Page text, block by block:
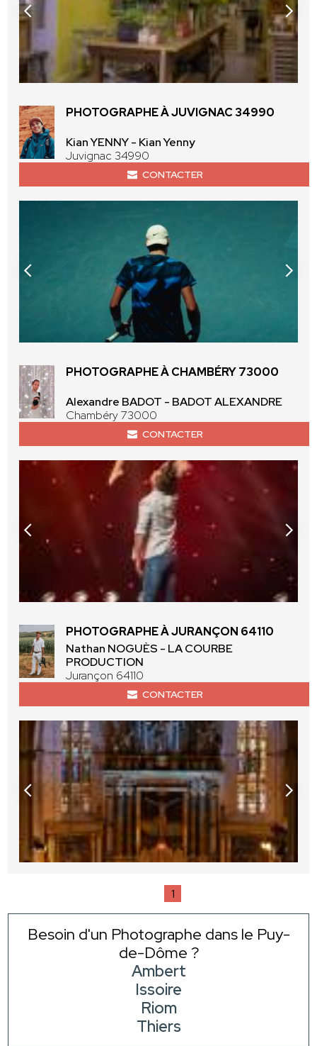
PHOTOGRAPHE À JUVIGNAC 34990
Kian YENNY - Kian Yenny
Juvignac 34990
CONTACTER
PHOTOGRAPHE À CHAMBÉRY 73000
Alexandre BADOT - BADOT ALEXANDRE
Chambéry 73000
CONTACTER
PHOTOGRAPHE À JURANÇON 64110
Nathan NOGUÈS - LA COURBE
PRODUCTION
Jurançon 64110
CONTACTER
1
Besoin d'un Photographe dans le Puy-
de-Dôme ?
Ambert
Issoire
Riom
Thiers